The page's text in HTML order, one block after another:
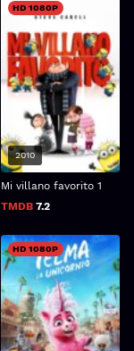
Mi villano favorito 1
TMDB7.2
HD 1080P
2010
HD 1080P